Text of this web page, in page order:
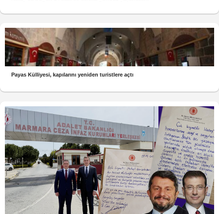
Payas Külliyesi, kapılarını yeniden turistlere açtı